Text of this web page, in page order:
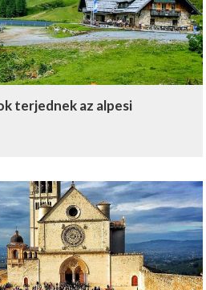
terjednek az alpesi